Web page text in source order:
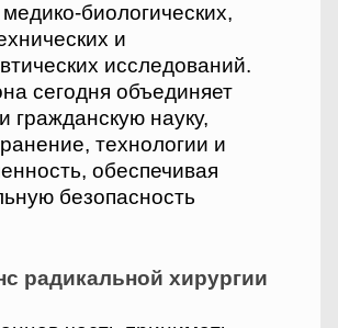
биологических,
и
исследований.
сегодня объединяет
гражданскую науку,
технологии и
обеспечивая
безопасность
радикальной хирургии